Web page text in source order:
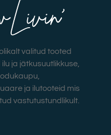
valitud tooted
ja jätkusuutlikkuse,
ja ilutooteid mis
vastutustundlikult.